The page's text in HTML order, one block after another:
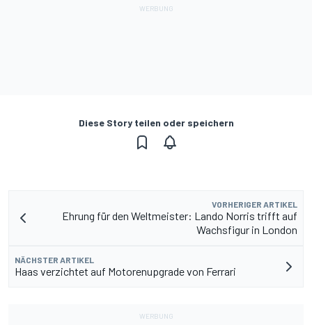
Diese Story teilen oder speichern
VORHERIGER ARTIKEL
Ehrung für den Weltmeister: Lando Norris trifft auf
Wachsfigur in London
NÄCHSTER ARTIKEL
Haas verzichtet auf Motorenupgrade von Ferrari